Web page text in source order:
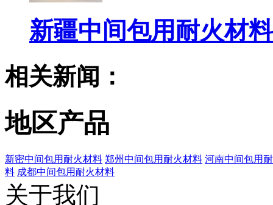
新疆中间包用耐火材料
相关新闻：
地区产品
新密中间包用耐火材料 郑州中间包用耐火材料 河南中间包用
料 成都中间包用耐火材料
关于我们